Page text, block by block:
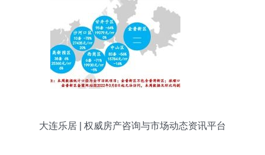
大连乐居 | 权威房产咨询与市场动态资讯平台